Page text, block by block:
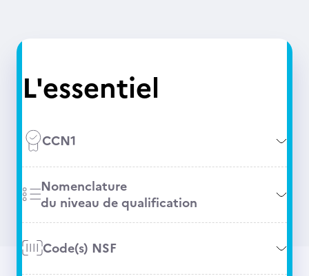
L'essentiel
CCN1
Nomenclature
du niveau de qualification
Code(s) NSF